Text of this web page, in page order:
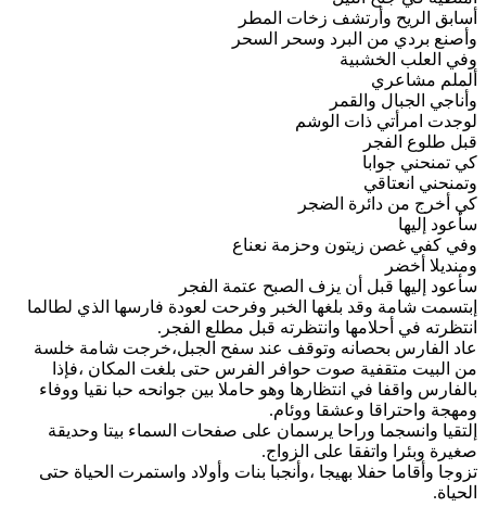
أسابق الريح وأرتشف زخات المطر
وأصنع بردي من البرد وسحر السحر
وفي العلب الخشبية
ألملم مشاعري
وأناجي الجبال والقمر
لوجدت امرأتي ذات الوشم
قبل طلوع الفجر
كي تمنحني جوابا
وتمنحني انعتاقي
كي أخرج من دائرة الضجر
سأعود إليها
وفي كفي غصن زيتون وحزمة نعناع
ومنديلا أخضر
سأعود إليها قبل أن يزف الصبح عتمة الفجر
إبتسمت شامة وقد بلغها الخبر وفرحت لعودة فارسها الذي لطالما
انتظرته في أحلامها وانتظرته قبل مطلع الفجر.
عاد الفارس بحصانه وتوقف عند سفح الجبل،خرجت شامة خلسة
من البيت متقفية صوت حوافر الفرس حتى بلغت المكان ،فإذا
بالفارس واقفا في انتظارها وهو حاملا بين جوانحه حبا نقيا ووفاء
ومهجة واحتراقا وعشقا ووئام.
إلتقيا وانسجما وراحا يرسمان على صفحات السماء بيتا وحديقة
صغيرة وبئرا واتفقا على الزواج.
تزوجا وأقاما حفلا بهيجا ،وأنجبا بنات وأولاد واستمرت الحياة حتى
الحياة.